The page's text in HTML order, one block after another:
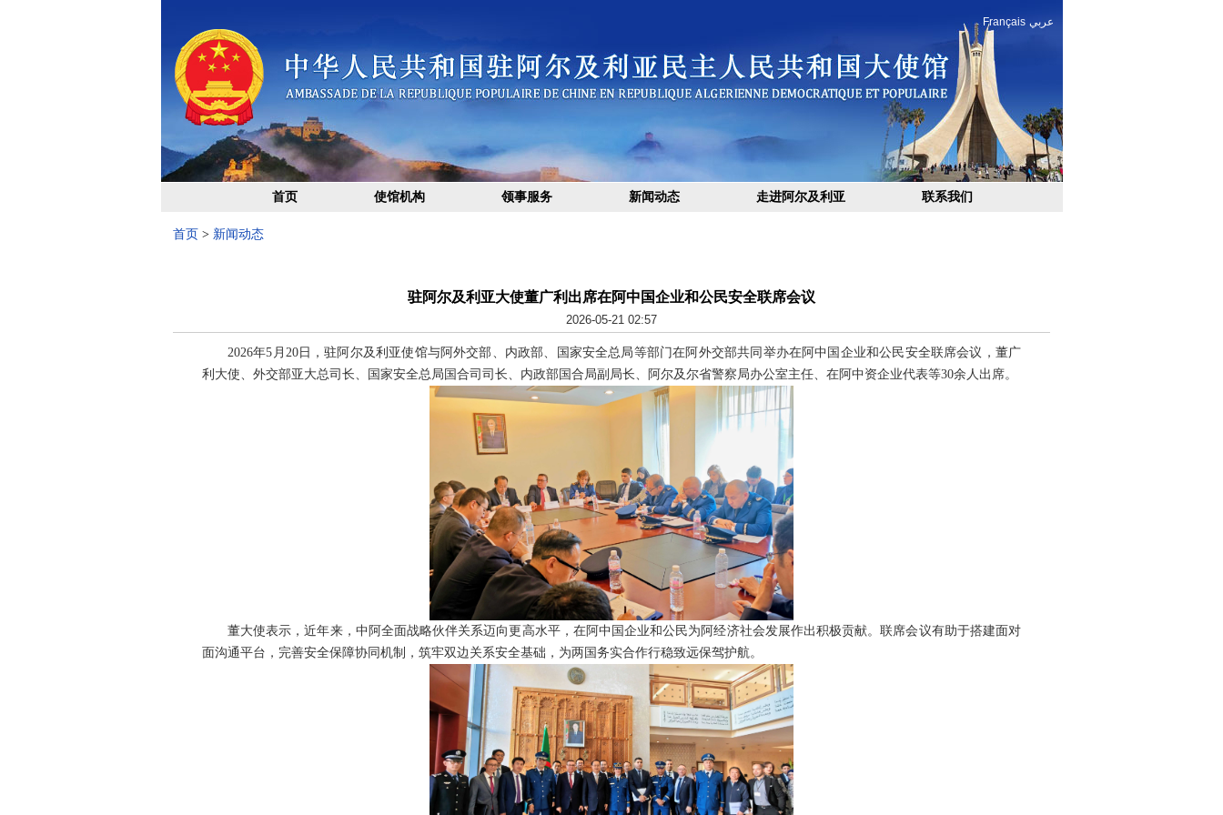
Français عربي
首页 使馆机构 领事服务 新闻动态 走进阿尔及利亚 联系我们
首页 > 新闻动态
驻阿尔及利亚大使董广利出席在阿中国企业和公民安全联席会议
2026-05-21 02:57
2026年5月20日，驻阿尔及利亚使馆与阿外交部、内政部、国家安全总局等部门在阿外交部共同举办在阿中国企业和公民安全联席会议，董广
利大使、外交部亚大总司长、国家安全总局国合司司长、内政部国合局副局长、阿尔及尔省警察局办公室主任、在阿中资企业代表等30余人出席。
董大使表示，近年来，中阿全面战略伙伴关系迈向更高水平，在阿中国企业和公民为阿经济社会发展作出积极贡献。联席会议有助于搭建面对
面沟通平台，完善安全保障协同机制，筑牢双边关系安全基础，为两国务实合作行稳致远保驾护航。